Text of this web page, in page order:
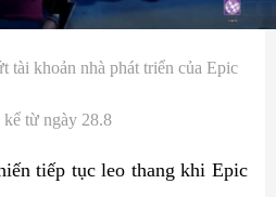
tài khoản nhà phát triển của Epic
kể từ ngày 28.8
tiếp tục leo thang khi Epic